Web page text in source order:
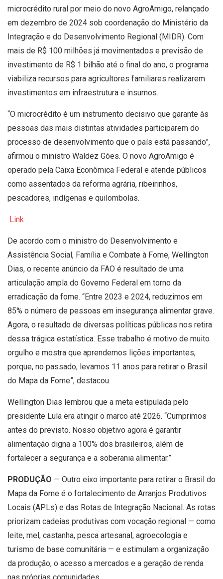
microcrédito rural por meio do novo AgroAmigo, relançado
em dezembro de 2024 sob coordenação do Ministério da
Integração e do Desenvolvimento Regional (MIDR). Com
mais de R$ 100 milhões já movimentados e previsão de
investimento de R$ 1 bilhão até o final do ano, o programa
viabiliza recursos para agricultores familiares realizarem
investimentos em infraestrutura e insumos.
“O microcrédito é um instrumento decisivo que garante às
pessoas das mais distintas atividades participarem do
processo de desenvolvimento que o país está passando”,
afirmou o ministro Waldez Góes. O novo AgroAmigo é
operado pela Caixa Econômica Federal e atende públicos
como assentados da reforma agrária, ribeirinhos,
pescadores, indígenas e quilombolas.
Link
De acordo com o ministro do Desenvolvimento e
Assistência Social, Família e Combate à Fome, Wellington
Dias, o recente anúncio da FAO é resultado de uma
articulação ampla do Governo Federal em torno da
erradicação da fome. “Entre 2023 e 2024, reduzimos em
85% o número de pessoas em insegurança alimentar grave.
Agora, o resultado de diversas políticas públicas nos retira
dessa trágica estatística. Esse trabalho é motivo de muito
orgulho e mostra que aprendemos lições importantes,
porque, no passado, levamos 11 anos para retirar o Brasil
do Mapa da Fome”, destacou.
Wellington Dias lembrou que a meta estipulada pelo
presidente Lula era atingir o marco até 2026. “Cumprimos
antes do previsto. Nosso objetivo agora é garantir
alimentação digna a 100% dos brasileiros, além de
fortalecer a segurança e a soberania alimentar.”
PRODUÇÃO — Outro eixo importante para retirar o Brasil do
Mapa da Fome é o fortalecimento de Arranjos Produtivos
Locais (APLs) e das Rotas de Integração Nacional. As rotas
priorizam cadeias produtivas com vocação regional — como
leite, mel, castanha, pesca artesanal, agroecologia e
turismo de base comunitária — e estimulam a organização
da produção, o acesso a mercados e a geração de renda